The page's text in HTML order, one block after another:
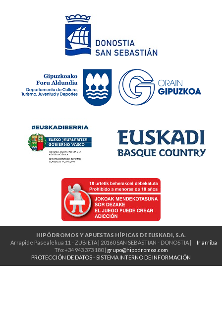
HIPÓDROMOS Y APUESTAS HÍPICAS DE EUSKADI, S.A.
Ir arriba
Arrapide Pasealekua 11 - ZUBIETA | 20160 SAN SEBASTIAN - DONOSTIA |
Tfo:+34 943 373 180 | grupo@hipodromoa.com
PROTECCIÓN DE DATOS-SISTEMA INTERNO DE INFORMACIÓN